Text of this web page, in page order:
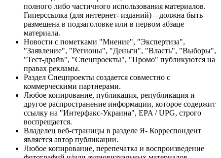
полного либо частичного использования материалов.
Гиперссылка (для интернет- изданий) – должна быть
размещена в подзаголовке или в первом абзаце
материала.
Новости с пометками "Мнение", "Экспертиза",
"Заявление", "Регионы", "Деньги", "Власть", "Выборы",
"Тест-драйв", "Спецпроекты", "Промо" публикуются на
правах рекламы.
Раздел Спецпроекты создается совместно с
коммерческими партнерами.
Любое копирование, публикация, републикация и
другое распространение информации, которое содержит
ссылку на "Интерфакс-Украина", EPA / UPG, строго
воспрещается.
Владелец веб-страницы в разделе Я- Корреспондент
является автор публикации.
Любое копирование, перепечатка и воспроизведение